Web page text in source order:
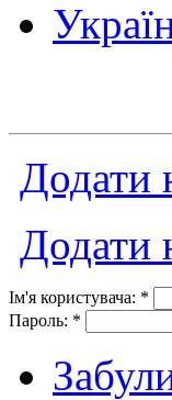
Додати
Додати
Ім'я користувача: *
Пароль: *